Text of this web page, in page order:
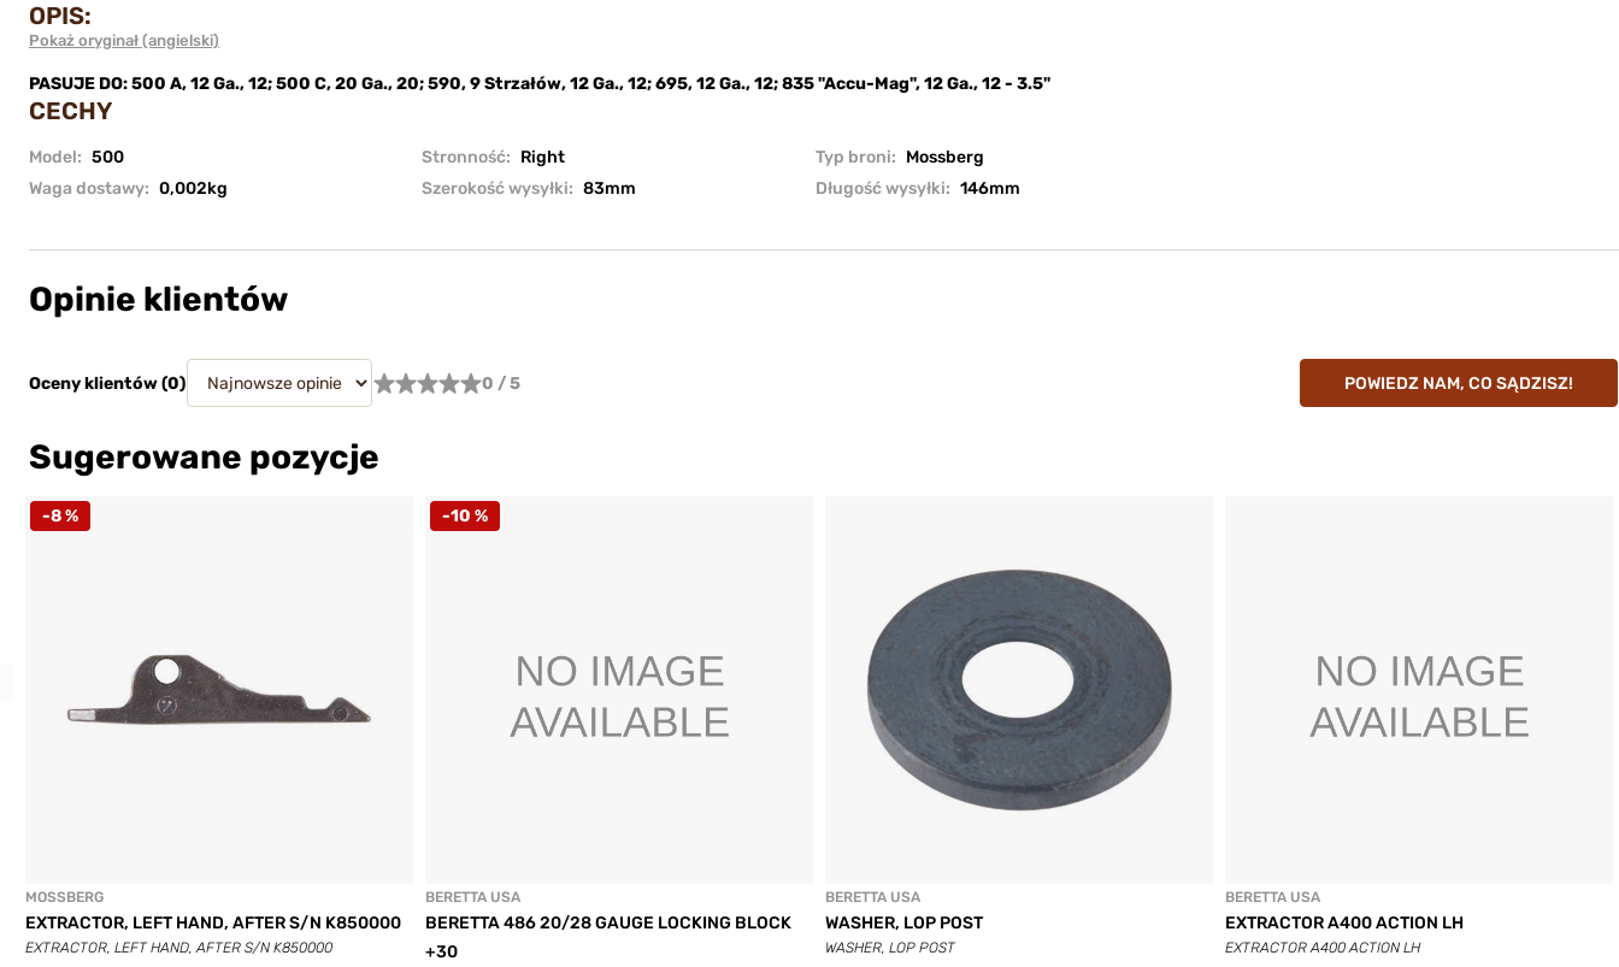
OPIS:
Pokaż oryginał (angielski)
PASUJE DO: 500 A, 12 Ga., 12; 500 C, 20 Ga., 20; 590, 9 Strzałów, 12 Ga., 12; 695, 12 Ga., 12; 835 "Accu-Mag", 12 Ga., 12 - 3.5"
CECHY
Model: 500 Stronność: Right Typ broni: Mossberg
Waga dostawy: 0,002kg Szerokość wysyłki: 83mm Długość wysyłki: 146mm
Opinie klientów
Oceny klientów (0) 0 / 5 POWIEDZ NAM, CO SĄDZISZ!
Sugerowane pozycje
-8 %
MOSSBERG
EXTRACTOR, LEFT HAND, AFTER S/N K850000
EXTRACTOR, LEFT HAND, AFTER S/N K850000
-10 %
BERETTA USA
BERETTA 486 20/28 GAUGE LOCKING BLOCK
+30
BERETTA USA
WASHER, LOP POST
WASHER, LOP POST
BERETTA USA
EXTRACTOR A400 ACTION LH
EXTRACTOR A400 ACTION LH